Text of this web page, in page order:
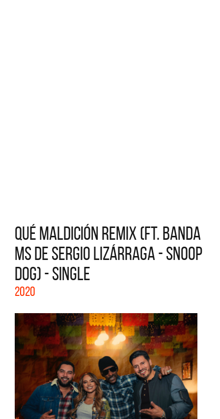
QUÉ MALDICIÓN REMIX (FT. BANDA
MS DE SERGIO LIZÁRRAGA - SNOOP
DOG) - SINGLE
2020